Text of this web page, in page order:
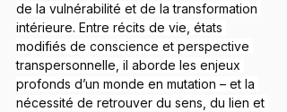
de la vulnérabilité et de la transformation
intérieure. Entre récits de vie, états
modifiés de conscience et perspective
transpersonnelle, il aborde les enjeux
profonds d’un monde en mutation – et la
nécessité de retrouver du sens, du lien et